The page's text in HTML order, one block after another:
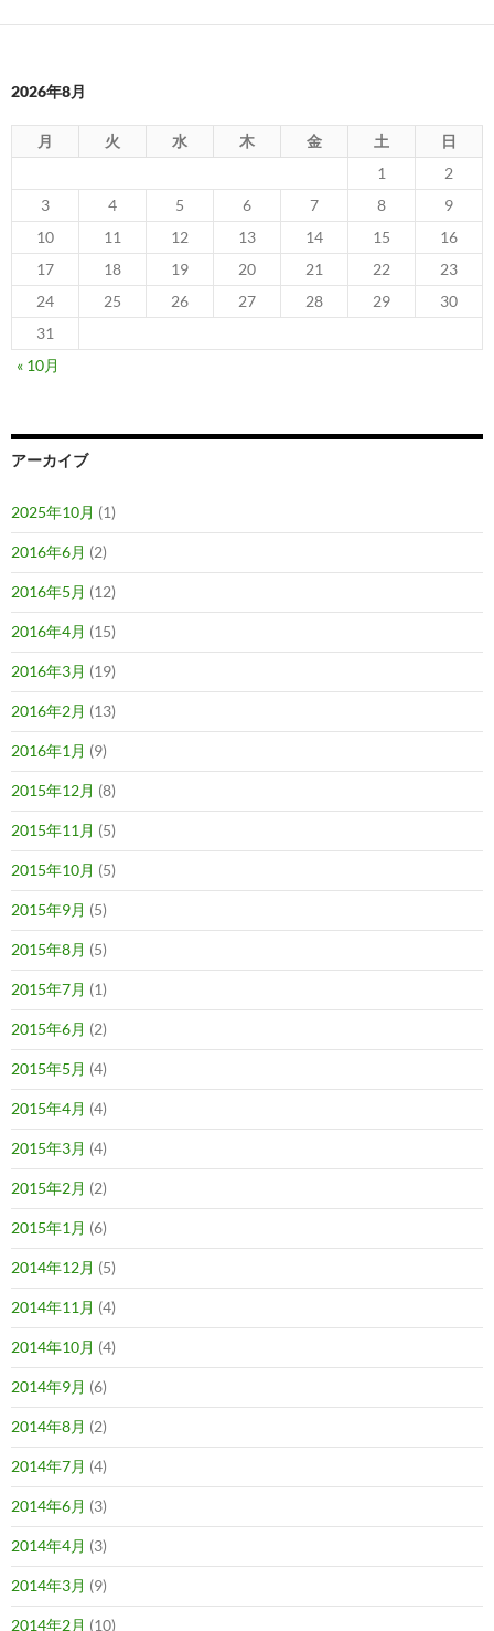
2026年8月
月 火 水 木 金 土
日
1
2
3
4 5 6 7 8
9
10
11 12 13 14 15
16
17
18 19 20 21 22
23
24
25 26 27 28 29
30
31
« 10月
アーカイブ
2025年10月 (1)
2016年6月 (2)
2016年5月 (12)
2016年4月 (15)
2016年3月 (19)
2016年2月 (13)
2016年1月 (9)
2015年12月 (8)
2015年11月 (5)
2015年10月 (5)
2015年9月 (5)
2015年8月 (5)
2015年7月 (1)
2015年6月 (2)
2015年5月 (4)
2015年4月 (4)
2015年3月 (4)
2015年2月 (2)
2015年1月 (6)
2014年12月 (5)
2014年11月 (4)
2014年10月 (4)
2014年9月 (6)
2014年8月 (2)
2014年7月 (4)
2014年6月 (3)
2014年4月 (3)
2014年3月 (9)
2014年2月 (10)